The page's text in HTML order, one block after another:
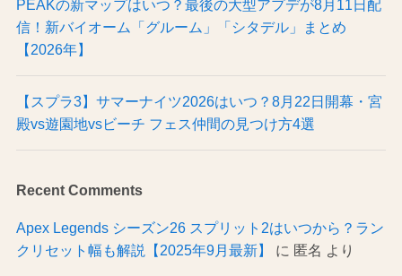
PEAKの新マップはいつ？最後の大型アプデが8月11日配
信！新バイオーム「グルーム」「シタデル」まとめ
【2026年】
【スプラ3】サマーナイツ2026はいつ？8月22日開幕・宮
殿vs遊園地vsビーチ フェス仲間の見つけ方4選
Recent Comments
Apex Legends シーズン26 スプリット2はいつから？ラン
クリセット幅も解説【2025年9月最新】
に 匿名 より